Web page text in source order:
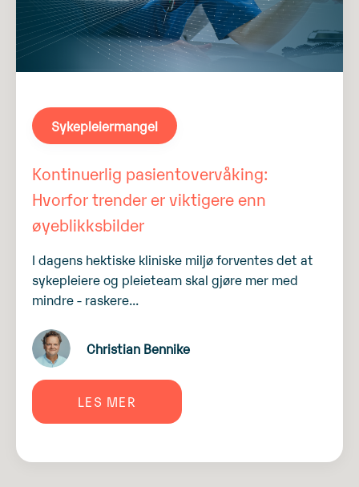
Sykepleiermangel
Kontinuerlig pasientovervåking:
Hvorfor trender er viktigere enn
øyeblikksbilder
I dagens hektiske kliniske miljø forventes det at
sykepleiere og pleieteam skal gjøre mer med
mindre - raskere...
Christian Bennike
LES MER